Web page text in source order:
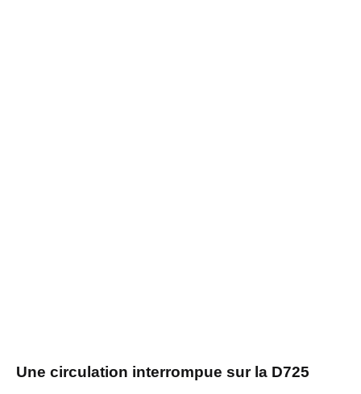
Une circulation interrompue sur la D725